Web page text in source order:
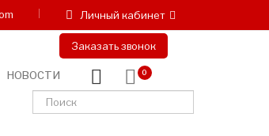
Личный кабинет
НОВОСТИ
Заказать звонок
0